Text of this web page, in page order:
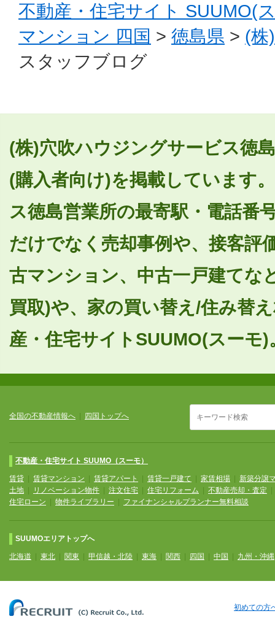
不動産・住宅サイト SUUMO(
マンション 四国 > 徳島県 > (株
スタッフブログ
(株)穴吹ハウジングサービス徳
(購入者向け)を掲載しています
ス徳島営業所の最寄駅・電話番
だけでなく売却事例や、接客評
古マンション、中古一戸建てな
買取)や、家の買い替え/住み替
産・住宅サイトSUUMO(スーモ)
全国の不動産情報へ 四国トップへ
不動産・住宅サイト SUUMO（スーモ）
賃貸 賃貸マンション 賃貸アパート 賃貸一戸建て 家賃相場
新築分譲
土地
リノベーション物件 注文住宅 住宅リフォーム 不動産売却・査定
住宅ローン
物件ライブラリー ファイナンシャルプランナー無料相談
SUUMOエリアトップへ
北海道 東北 関東 甲信越・北陸 東海 関西 四国 中国 九州・沖縄
初めての方